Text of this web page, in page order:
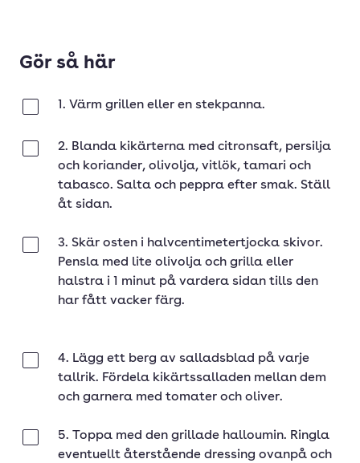
Gör så här
1. Värm grillen eller en stekpanna.
2. Blanda kikärterna med citronsaft, persilja
och koriander, olivolja, vitlök, tamari och
tabasco. Salta och peppra efter smak. Ställ
åt sidan.
3. Skär osten i halvcentimetertjocka skivor.
Pensla med lite olivolja och grilla eller
halstra i 1 minut på vardera sidan tills den
har fått vacker färg.
4. Lägg ett berg av salladsblad på varje
tallrik. Fördela kikärtssalladen mellan dem
och garnera med tomater och oliver.
5. Toppa med den grillade halloumin. Ringla
eventuellt återstående dressing ovanpå och